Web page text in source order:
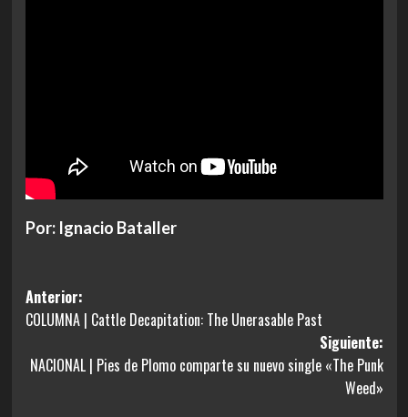
Por: Ignacio Bataller
Navegación
de
entradas
Anterior:
COLUMNA | Cattle Decapitation: The Unerasable Past
Siguiente:
NACIONAL | Pies de Plomo comparte su nuevo single «The Punk
Weed»